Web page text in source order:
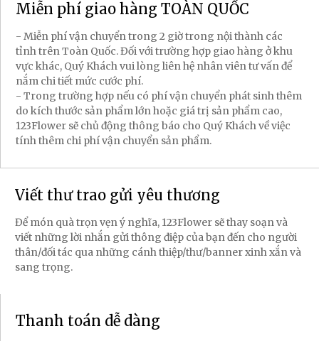
Miễn phí giao hàng TOÀN QUỐC
- Miễn phí vận chuyển trong 2 giờ trong nội thành các
tỉnh trên Toàn Quốc. Đối với trường hợp giao hàng ở khu
vực khác, Quý Khách vui lòng liên hệ nhân viên tư vấn để
nắm chi tiết mức cước phí.
- Trong trường hợp nếu có phí vận chuyển phát sinh thêm
do kích thước sản phẩm lớn hoặc giá trị sản phẩm cao,
123Flower sẽ chủ động thông báo cho Quý Khách về việc
tính thêm chi phí vận chuyển sản phẩm.
Viết thư trao gửi yêu thương
Để món quà trọn vẹn ý nghĩa, 123Flower sẽ thay soạn và
viết những lời nhắn gửi thông điệp của bạn đến cho người
thân/đối tác qua những cánh thiệp/thư/banner xinh xắn và
sang trọng.
Thanh toán dễ dàng